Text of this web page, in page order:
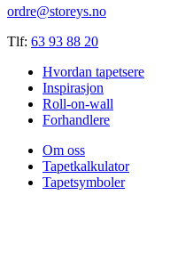
ordre@storeys.no
Tlf: 63 93 88 20
Hvordan tapetsere
Inspirasjon
Roll-on-wall
Forhandlere
Om oss
Tapetkalkulator
Tapetsymboler